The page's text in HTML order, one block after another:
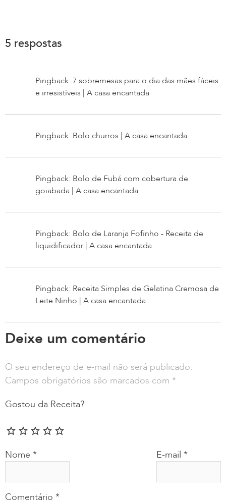
5 respostas
Pingback: 7 sobremesas para o dia das mães fáceis
e irresistíveis | A casa encantada
Pingback: Bolo churros | A casa encantada
Pingback: Bolo de Fubá com cobertura de
goiabada | A casa encantada
Pingback: Bolo de Laranja Fofinho - Receita de
liquidificador | A casa encantada
Pingback: Receita Simples de Gelatina Cremosa de
Leite Ninho | A casa encantada
Deixe um comentário
O seu endereço de e-mail não será publicado.
Campos obrigatórios são marcados com *
Gostou da Receita?
Comentário *
Nome * E-mail *